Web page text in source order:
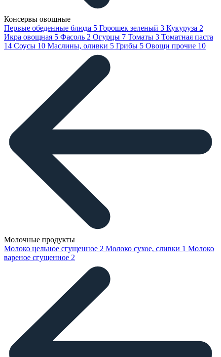
Консервы овощные
Первые обеденные блюда 5 Горошек зеленый 3 Кукуруза 2
Икра овощная 5 Фасоль 2 Огурцы 7 Томаты 3 Томатная паста
14 Соусы 10 Маслины, оливки 5 Грибы 5 Овощи прочие 10
Молочные продукты
Молоко цельное сгущенное 2 Молоко сухое, сливки 1 Молоко
вареное сгущенное 2